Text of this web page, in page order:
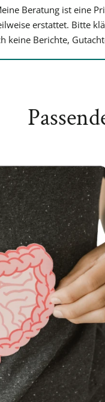
Beratung ist eine
erstattet. Bitte
keine Berichte,